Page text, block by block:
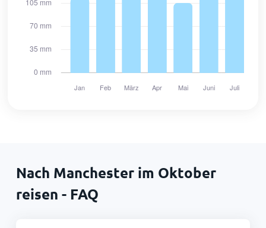
Nach Manchester im Oktober
reisen - FAQ